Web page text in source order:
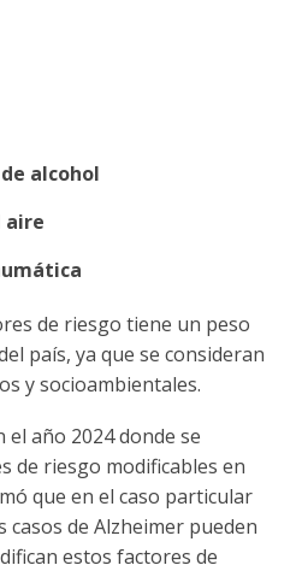
alcohol
aire
de riesgo tiene un peso
país, ya que se consideran
y socioambientales.
año 2024 donde se
de riesgo modificables en
que en el caso particular
casos de Alzheimer pueden
estos factores de